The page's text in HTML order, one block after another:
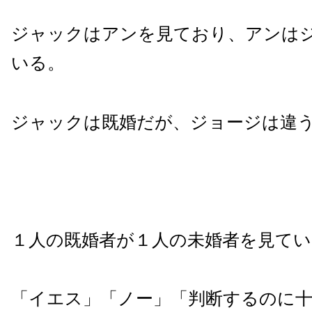
ジャックはアンを見ており、アンは
いる。
ジャックは既婚だが、ジョージは違
１人の既婚者が１人の未婚者を見て
「イエス」「ノー」「判断するのに